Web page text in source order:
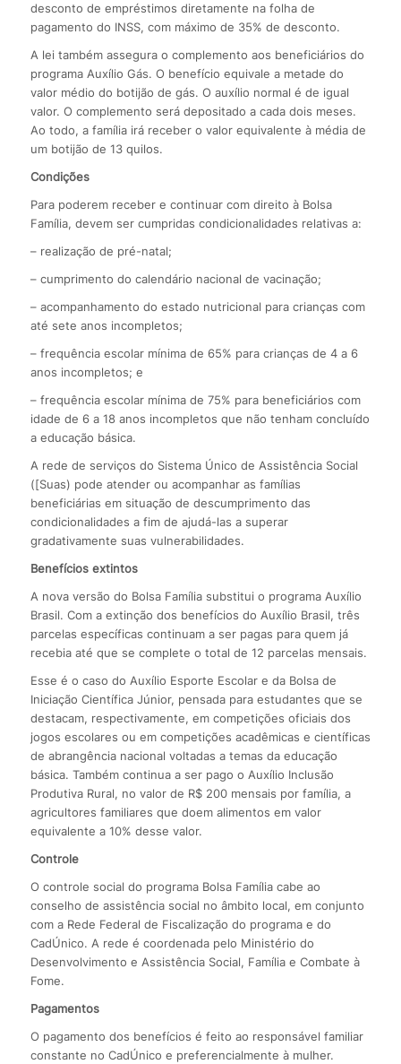
desconto de empréstimos diretamente na folha de
pagamento do INSS, com máximo de 35% de desconto.
A lei também assegura o complemento aos beneficiários do
programa Auxílio Gás. O benefício equivale a metade do
valor médio do botijão de gás. O auxílio normal é de igual
valor. O complemento será depositado a cada dois meses.
Ao todo, a família irá receber o valor equivalente à média de
um botijão de 13 quilos.
Condições
Para poderem receber e continuar com direito à Bolsa
Família, devem ser cumpridas condicionalidades relativas a:
– realização de pré-natal;
– cumprimento do calendário nacional de vacinação;
– acompanhamento do estado nutricional para crianças com
até sete anos incompletos;
– frequência escolar mínima de 65% para crianças de 4 a 6
anos incompletos; e
– frequência escolar mínima de 75% para beneficiários com
idade de 6 a 18 anos incompletos que não tenham concluído
a educação básica.
A rede de serviços do Sistema Único de Assistência Social
([Suas) pode atender ou acompanhar as famílias
beneficiárias em situação de descumprimento das
condicionalidades a fim de ajudá-las a superar
gradativamente suas vulnerabilidades.
Benefícios extintos
A nova versão do Bolsa Família substitui o programa Auxílio
Brasil. Com a extinção dos benefícios do Auxílio Brasil, três
parcelas específicas continuam a ser pagas para quem já
recebia até que se complete o total de 12 parcelas mensais.
Esse é o caso do Auxílio Esporte Escolar e da Bolsa de
Iniciação Científica Júnior, pensada para estudantes que se
destacam, respectivamente, em competições oficiais dos
jogos escolares ou em competições acadêmicas e científicas
de abrangência nacional voltadas a temas da educação
básica. Também continua a ser pago o Auxílio Inclusão
Produtiva Rural, no valor de R$ 200 mensais por família, a
agricultores familiares que doem alimentos em valor
equivalente a 10% desse valor.
Controle
O controle social do programa Bolsa Família cabe ao
conselho de assistência social no âmbito local, em conjunto
com a Rede Federal de Fiscalização do programa e do
CadÚnico. A rede é coordenada pelo Ministério do
Desenvolvimento e Assistência Social, Família e Combate à
Fome.
Pagamentos
O pagamento dos benefícios é feito ao responsável familiar
constante no CadÚnico e preferencialmente à mulher.